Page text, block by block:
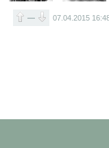
— 07.04.2015